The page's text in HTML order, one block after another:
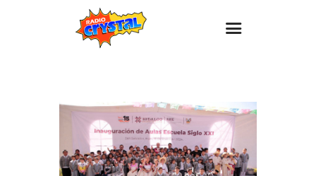
Estaciones
Eventos
Promociones